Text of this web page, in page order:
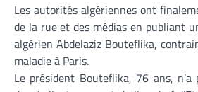
Les autorités algériennes ont
de la rue et des médias en publiant
algérien Abdelaziz Bouteflika,
maladie à Paris.
Le président Bouteflika, 76 ans,